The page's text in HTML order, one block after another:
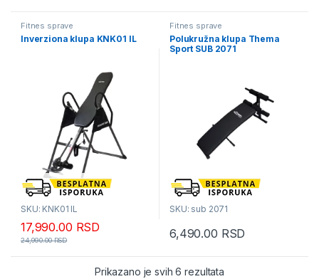
Fitnes sprave
Inverziona klupa KNK01 IL
SKU: KNK01 IL
17,990.00 RSD
24,990.00RSD
Fitnes sprave
Polukružna klupa Thema
Sport SUB 2071
SKU: sub 2071
6,490.00 RSD
Prikazano je svih 6 rezultataSortirano po